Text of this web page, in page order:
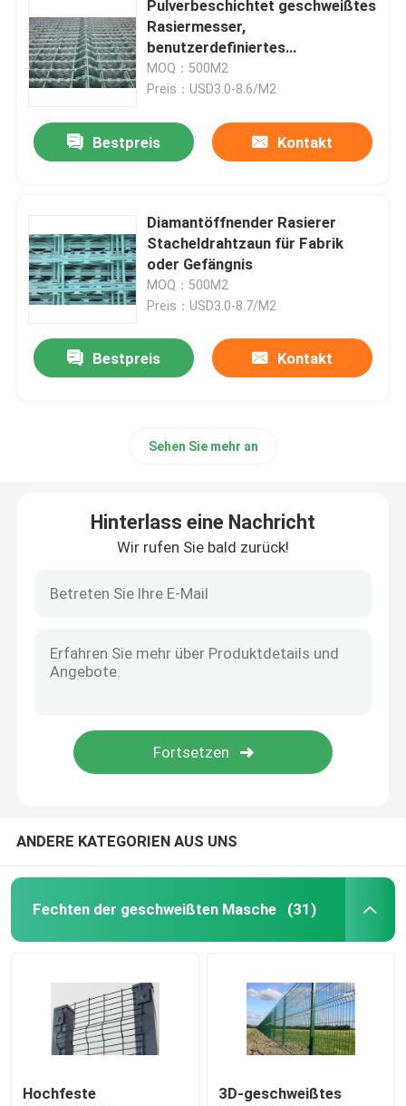
Stahl-Schleppmatte
Ziehen Sie Kette Harrow
Rasiermesserdrahtzaun
Pulverbeschichtet geschweißtes
Rasiermesser,
benutzerdefiniertes
Stacheldrahtzaun, Zaunnetz
100X100mm
MOQ：500M2
Preis：USD3.0-8.6/M2
Bestpreis Kontakt
Diamantöffnender Rasierer
Stacheldrahtzaun für Fabrik
oder Gefängnis
MOQ：500M2
Preis：USD3.0-8.7/M2
Bestpreis Kontakt
Sehen Sie mehr an
Hinterlass eine Nachricht
Wir rufen Sie bald zurück!
ANDERE KATEGORIEN AUS UNS
Fechten der geschweißten Masche (31)
Hochfeste
3D-geschweißtes